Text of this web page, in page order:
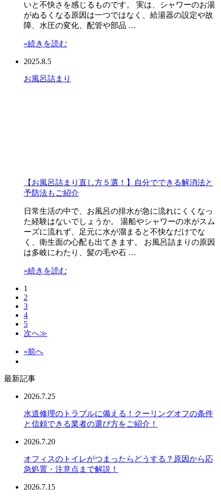
いと不快さを感じるものです。 実は、シャワーのお湯
がぬるくなる原因は一つではなく、給湯器の設定や故
障、水圧の変化、配管や部品 …
»続きを読む
2025.8.5
お風呂詰まり
【お風呂詰まり直し方５選！】自分でできる解消法と
予防法もご紹介
日常生活の中で、お風呂の排水が急に流れにくくなっ
た経験はないでしょうか。 湯船やシャワーの水がスム
ーズに流れず、足元に水が溜まると不快なだけでな
く、衛生面の心配も出てきます。 お風呂詰まりの原因
は多岐にわたり、髪の毛や石 …
»続きを読む
1
2
3
4
5
次へ≫
«前へ
最新記事
2026.7.25
水道修理のトラブルに備える！クーリングオフの条件
と信頼できる業者の選び方をご紹介！
2026.7.20
オフィスのトイレがつまったらどうする？原因から応
急処置・注意点まで解説！
2026.7.15